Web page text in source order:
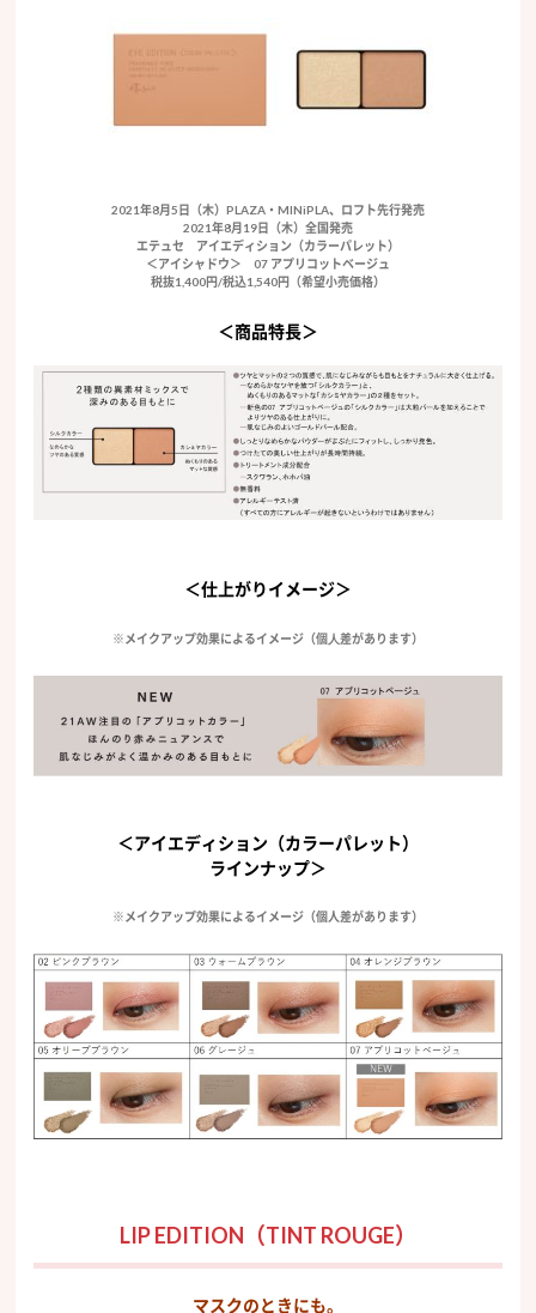
2021年8月5日（木）PLAZA・MINiPLA、ロフト先行発売
2021年8月19日（木）全国発売
エテュセ アイエディション（カラーパレット）
＜アイシャドウ＞ 07 アプリコットベージュ
税抜1,400円/税込1,540円（希望小売価格）
＜商品特長＞
＜仕上がりイメージ＞
※メイクアップ効果によるイメージ（個⼈差があります）
＜アイエディション（カラーパレット）
ラインナップ＞
※メイクアップ効果によるイメージ（個人差があります）
LIP EDITION（TINT ROUGE）
マスクのときにも。